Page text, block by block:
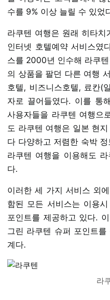
수를 9% 이상 늘릴 수 있었
라쿠텐 여행은 원래 히타
인터넷 호텔예약 서비스였
스를 2000년 인수해 라쿠
의 상품을 팔던 다른 여행
호텔, 비즈니스호텔, 료칸(
자로 끌어들였다. 이를 통
사용자들을 라쿠텐 여행으
도 라쿠텐 여행은 일본 현
다 다양하고 저렴한 숙박
라쿠텐 여행을 이용해도
다.
이러한 세 가지 서비스 외
함된 모든 서비스는 이용
포인트를 제공하고 있다.
그린 라쿠텐 슈퍼 포인트
계다.
라